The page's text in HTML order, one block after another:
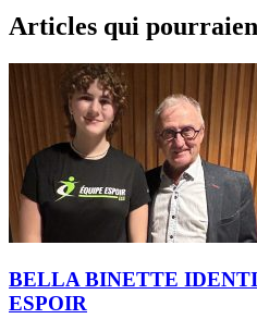
Articles qui
BELLA BINETTE
ESPOIR